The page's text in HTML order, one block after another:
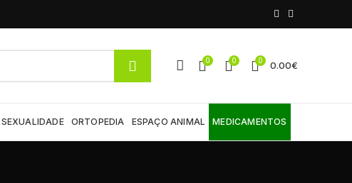
0 0 0 0.00€
SEXUALIDADE ORTOPEDIA ESPAÇO ANIMAL MEDICAMENTOS